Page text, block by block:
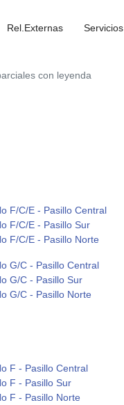
Rel.Externas Servicios
con leyenda
F/C/E - Pasillo Central
F/C/E - Pasillo Sur
F/C/E - Pasillo Norte
G/C - Pasillo Central
G/C - Pasillo Sur
G/C - Pasillo Norte
F - Pasillo Central
F - Pasillo Sur
F - Pasillo Norte